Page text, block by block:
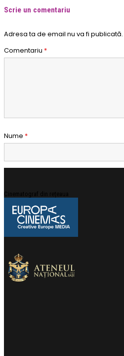
Scrie un comentariu
Adresa ta de email nu va fi publicată.
Comentariu *
Nume *
Cinematograf din rețeaua